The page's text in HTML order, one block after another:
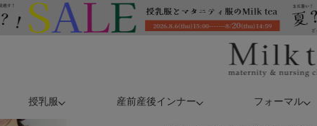
授乳服 産前産後インナー フォーマル